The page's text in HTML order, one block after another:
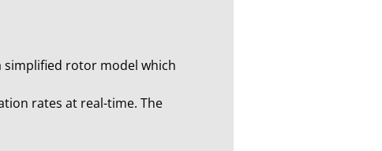
simplified rotor model which
rates at real-time. The